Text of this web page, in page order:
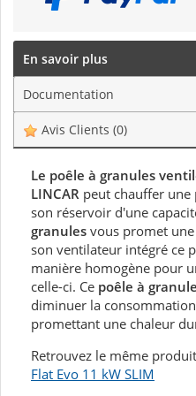
En savoir plus
Documentation
Avis Clients (0)
Le poêle à granules
LINCAR peut chauffer une
son réservoir d'une
granules vous promet
son ventilateur intégré ce
manière homogène pour
celle-ci. Ce poêle à
diminuer la
promettant une chaleur
Retrouvez le même
Flat Evo 11 kW SLIM